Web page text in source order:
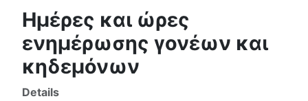
Ημέρες και ώρες
ενημέρωσης γονέων και
κηδεμόνων
Details